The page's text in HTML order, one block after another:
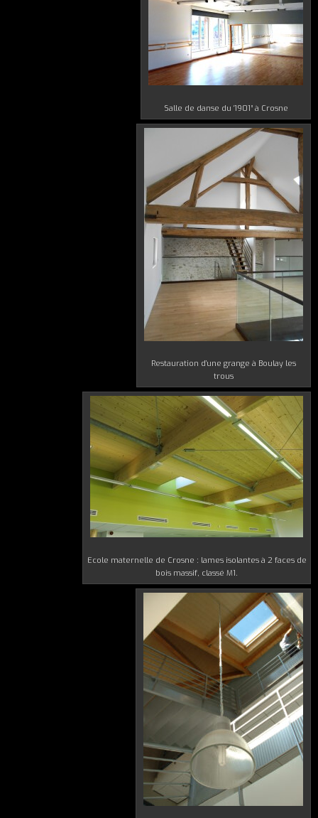
Salle de danse du ‘1901″ à Crosne
Restauration d’une grange à Boulay les
trous
Ecole maternelle de Crosne : lames isolantes à 2 faces de
bois massif, classé M1.